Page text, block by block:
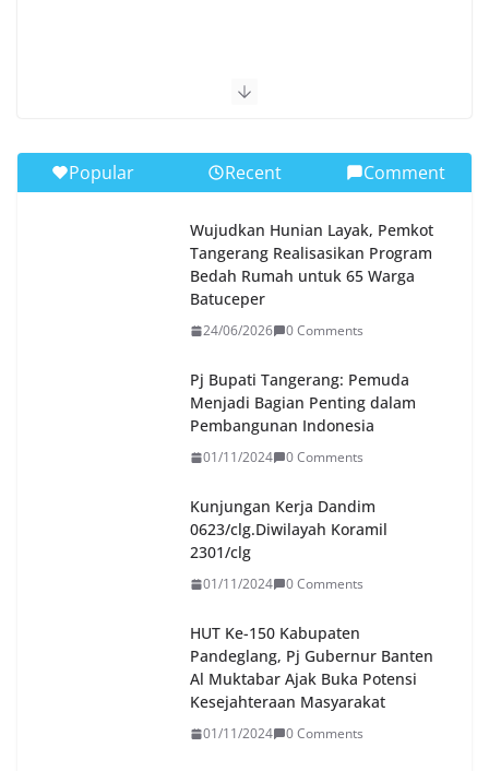
Popular Recent Comment
Wujudkan Hunian Layak, Pemkot
Tangerang Realisasikan Program
Bedah Rumah untuk 65 Warga
Batuceper
24/06/2026 0 Comments
Pj Bupati Tangerang: Pemuda
Menjadi Bagian Penting dalam
Pembangunan Indonesia
01/11/2024 0 Comments
Kunjungan Kerja Dandim
0623/clg.Diwilayah Koramil
2301/clg
01/11/2024 0 Comments
HUT Ke-150 Kabupaten
Pandeglang, Pj Gubernur Banten
Al Muktabar Ajak Buka Potensi
Kesejahteraan Masyarakat
01/11/2024 0 Comments